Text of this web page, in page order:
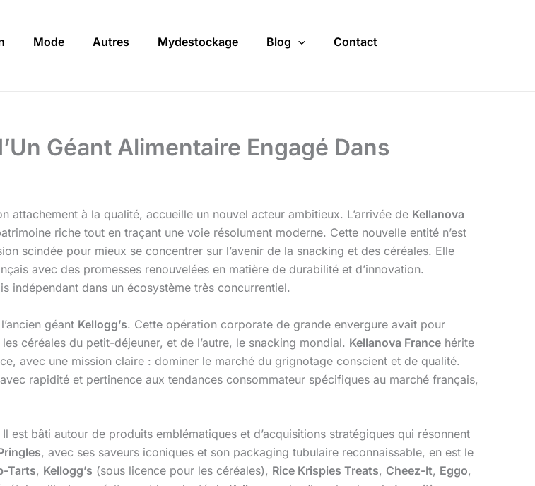
Mode Autres Mydestockage Blog Contact
Géant Alimentaire Engagé Dans
à la qualité, accueille un nouvel acteur ambitieux. L’arrivée de Kellanova
riche tout en traçant une voie résolument moderne. Cette nouvelle entité n’est
scindée pour mieux se concentrer sur l’avenir de la snacking et des céréales. Elle
avec des promesses renouvelées en matière de durabilité et d’innovation.
indépendant dans un écosystème très concurrentiel.
géant Kellogg’s. Cette opération corporate de grande envergure avait pour
céréales du petit-déjeuner, et de l’autre, le snacking mondial. Kellanova France hérite
avec une mission claire : dominer le marché du grignotage conscient et de qualité.
rapidité et pertinence aux tendances consommateur spécifiques au marché français,
est bâti autour de produits emblématiques et d’acquisitions stratégiques qui résonnent
, avec ses saveurs iconiques et son packaging tubulaire reconnaissable, en est le
Tarts, Kellogg’s (sous licence pour les céréales), Rice Krispies Treats, Cheez-It, Eggo,